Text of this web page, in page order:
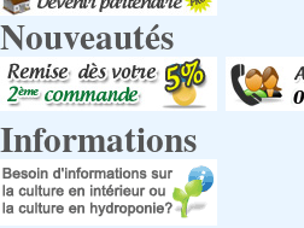
Nouveautés
Informations